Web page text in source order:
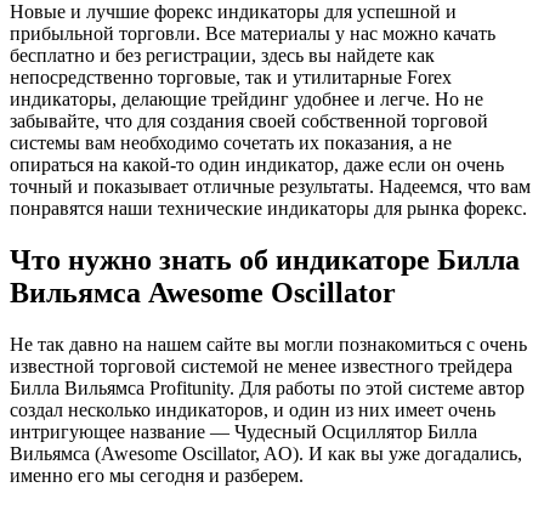
Новые и лучшие форекс индикаторы для успешной и
прибыльной торговли. Все материалы у нас можно качать
бесплатно и без регистрации, здесь вы найдете как
непосредственно торговые, так и утилитарные Forex
индикаторы, делающие трейдинг удобнее и легче. Но не
забывайте, что для создания своей собственной торговой
системы вам необходимо сочетать их показания, а не
опираться на какой-то один индикатор, даже если он очень
точный и показывает отличные результаты. Надеемся, что вам
понравятся наши технические индикаторы для рынка форекс.
Что нужно знать об индикаторе Билла
Вильямса Awesome Oscillator
Не так давно на нашем сайте вы могли познакомиться с очень
известной торговой системой не менее известного трейдера
Билла Вильямса Profitunity. Для работы по этой системе автор
создал несколько индикаторов, и один из них имеет очень
интригующее название — Чудесный Осциллятор Билла
Вильямса (Awesome Oscillator, AO). И как вы уже догадались,
именно его мы сегодня и разберем.